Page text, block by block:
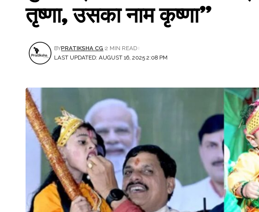
तृष्णा, उसका नाम कृष्णा”
LAST UPDATED: AUGUST 16, 2025 2:08 PM
BYPRATIKSHA CG 2 MIN READ